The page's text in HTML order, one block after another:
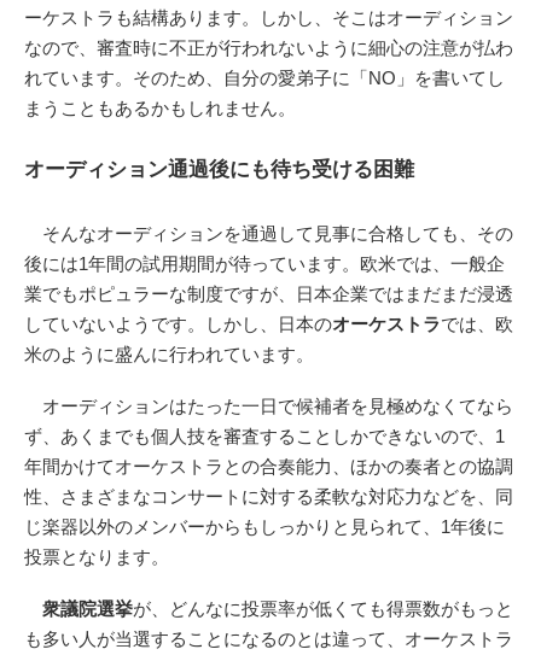
ーケストラも結構あります。しかし、そこはオーディション
なので、審査時に不正が行われないように細心の注意が払わ
れています。そのため、自分の愛弟子に「NO」を書いてし
まうこともあるかもしれません。
オーディション通過後にも待ち受ける困難
そんなオーディションを通過して見事に合格しても、その
後には1年間の試用期間が待っています。欧米では、一般企
業でもポピュラーな制度ですが、日本企業ではまだまだ浸透
していないようです。しかし、日本のオーケストラでは、欧
米のように盛んに行われています。
オーディションはたった一日で候補者を見極めなくてなら
ず、あくまでも個人技を審査することしかできないので、1
年間かけてオーケストラとの合奏能力、ほかの奏者との協調
性、さまざまなコンサートに対する柔軟な対応力などを、同
じ楽器以外のメンバーからもしっかりと見られて、1年後に
投票となります。
衆議院選挙が、どんなに投票率が低くても得票数がもっと
も多い人が当選することになるのとは違って、オーケストラ